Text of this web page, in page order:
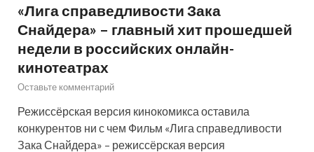
«Лига справедливости Зака
Снайдера» – главный хит прошедшей
недели в российских онлайн-
кинотеатрах
Оставьте комментарий
Режиссёрская версия кинокомикса оставила
конкурентов ни с чем Фильм «Лига справедливости
Зака Снайдера» – режиссёрская версия